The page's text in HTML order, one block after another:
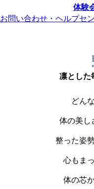
体験
お問い合わせ・ヘルプセ
凛とした
どん
体の美し
整った姿
心もま
体の芯